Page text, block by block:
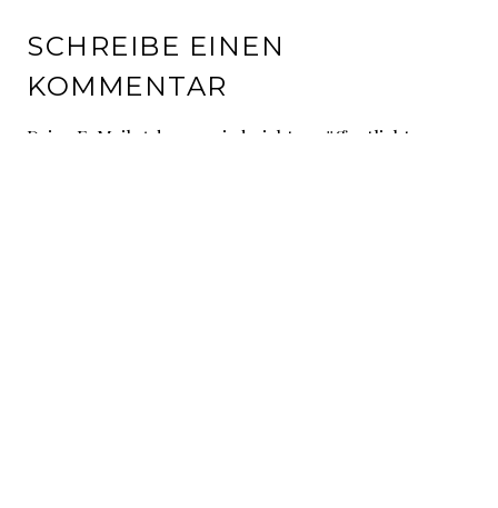
SCHREIBE EINEN
KOMMENTAR
Deine E-Mail-Adresse wird nicht veröffentlicht.